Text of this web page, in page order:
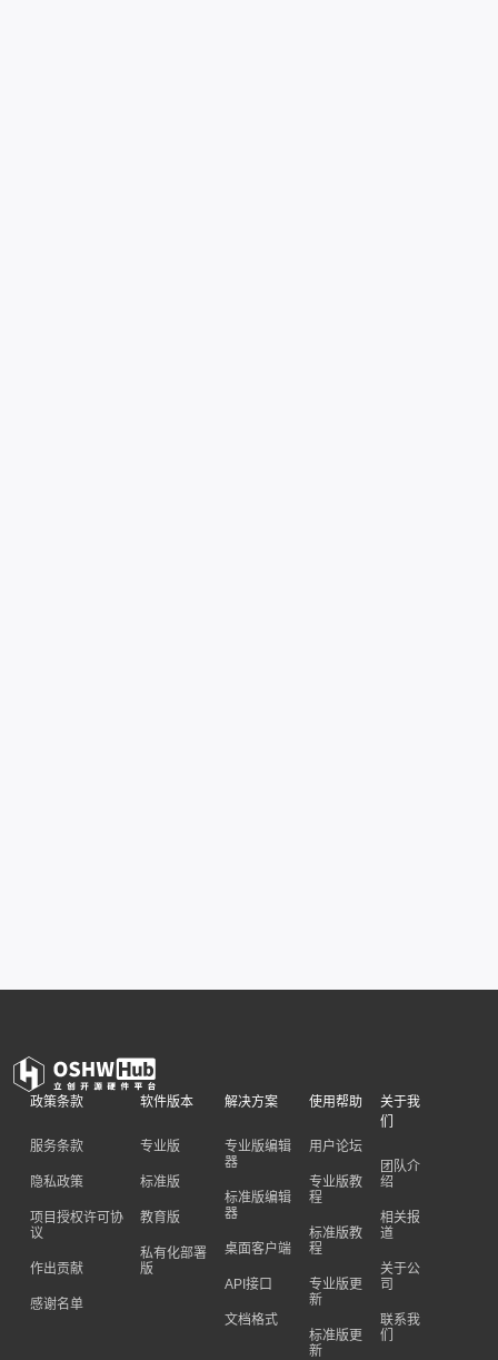
政策条款
服务条款
隐私政策
项目授权许可协
议
作出贡献
感谢名单
软件版本
专业版
标准版
教育版
私有化部署
版
解决方案
专业版编辑
器
标准版编辑
器
桌面客户端
API接口
文档格式
使用帮助
用户论坛
专业版教
程
标准版教
程
专业版更
新
标准版更
新
关于我
们
团队介
绍
相关报
道
关于公
司
联系我
们